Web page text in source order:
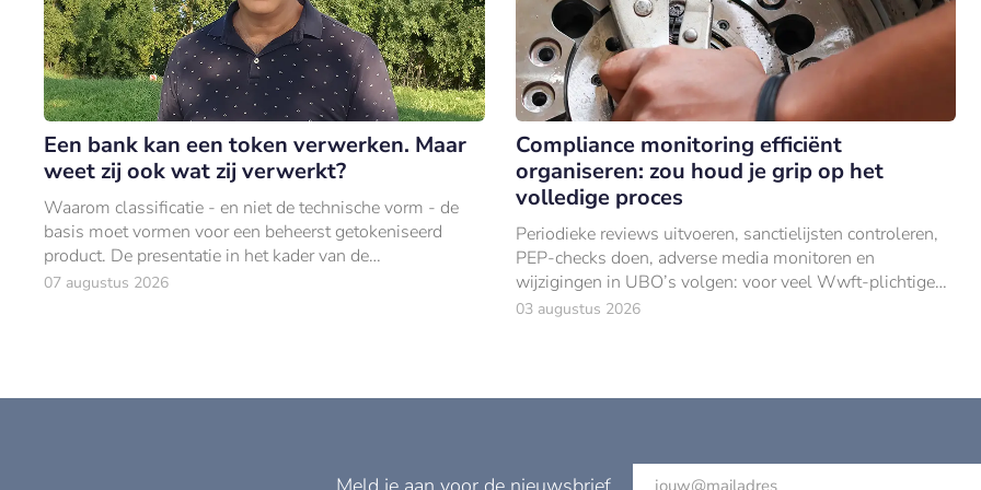
Een bank kan een token verwerken. Maar
weet zij ook wat zij verwerkt?
Waarom classificatie - en niet de technische vorm - de
basis moet vormen voor een beheerst getokeniseerd
product. De presentatie in het kader van de
productgoedkeuring ziet er overtuigend uit.
07 augustus 2026
Compliance monitoring efficiënt
organiseren: zou houd je grip op het
volledige proces
Periodieke reviews uitvoeren, sanctielijsten controleren,
PEP-checks doen, adverse media monitoren en
wijzigingen in UBO’s volgen: voor veel Wwft-plichtige
organisaties bestaat compliance monitoring
03 augustus 2026